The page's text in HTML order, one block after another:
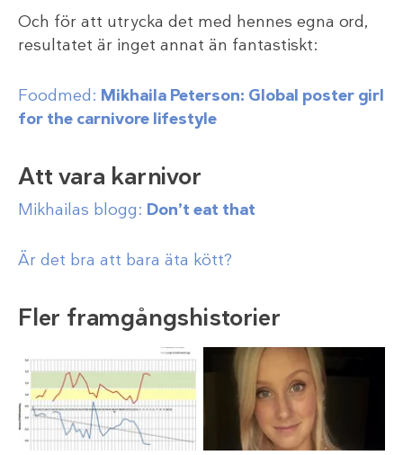
Och för att utrycka det med hennes egna ord,
resultatet är inget annat än fantastiskt:
Foodmed: Mikhaila Peterson: Global poster girl
for the carnivore lifestyle
Att vara karnivor
Mikhailas blogg: Don’t eat that
Är det bra att bara äta kött?
Fler framgångshistorier